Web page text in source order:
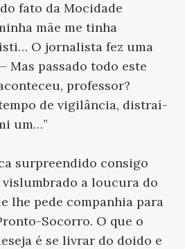
fato da Mocidade
mãe me tinha
O jornalista fez uma
Mas passado todo este
professor?
de vigilância, distraí-
um…”
surpreendido consigo
a loucura do
lhe pede companhia para
Socorro. O que o
é se livrar do doido e